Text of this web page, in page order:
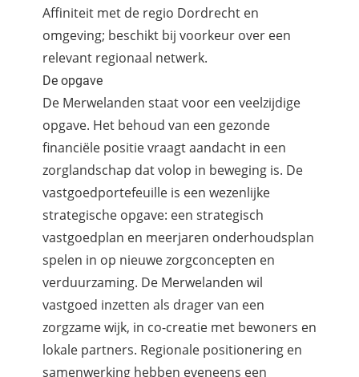
Affiniteit met de regio Dordrecht en
omgeving; beschikt bij voorkeur over een
relevant regionaal netwerk.
De opgave
De Merwelanden staat voor een veelzijdige
opgave. Het behoud van een gezonde
financiële positie vraagt aandacht in een
zorglandschap dat volop in beweging is. De
vastgoedportefeuille is een wezenlijke
strategische opgave: een strategisch
vastgoedplan en meerjaren onderhoudsplan
spelen in op nieuwe zorgconcepten en
verduurzaming. De Merwelanden wil
vastgoed inzetten als drager van een
zorgzame wijk, in co-creatie met bewoners en
lokale partners. Regionale positionering en
samenwerking hebben eveneens een